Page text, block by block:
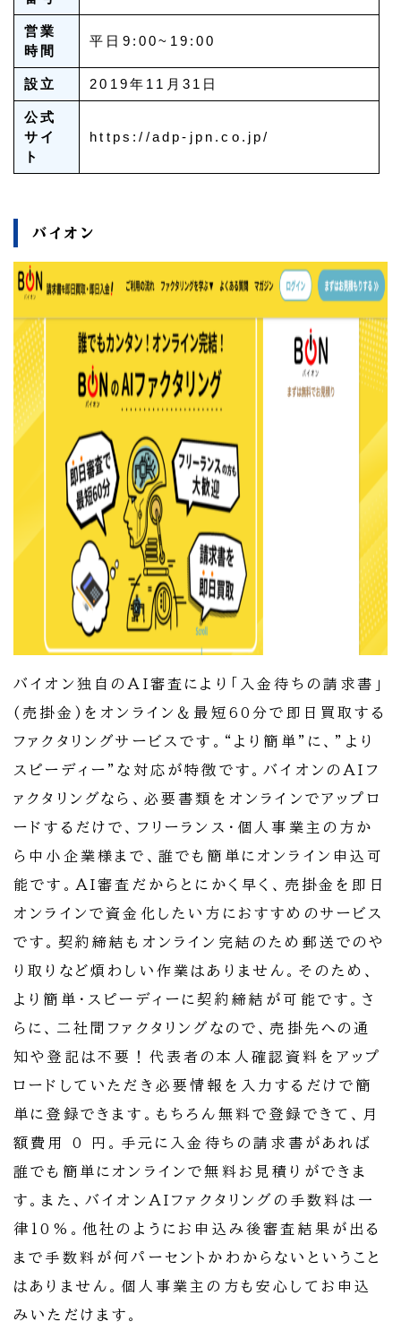
営業
時間
平日9:00~19:00
設立 2019年11月31日
公式
サイ
ト
https://adp-jpn.co.jp/
バイオン
バイオン独自のAI審査により「入金待ちの請求書」
(売掛金)をオンライン＆最短60分で即日買取する
ファクタリングサービスです。“より簡単”に、”より
スピーディー”な対応が特徴です。バイオンのAIフ
ァクタリングなら、必要書類をオンラインでアップロ
ードするだけで、フリーランス・個人事業主の方か
ら中小企業様まで、誰でも簡単にオンライン申込可
能です。AI審査だからとにかく早く、売掛金を即日
オンラインで資金化したい方におすすめのサービス
です。契約締結もオンライン完結のため郵送でのや
り取りなど煩わしい作業はありません。そのため、
より簡単・スピーディーに契約締結が可能です。さ
らに、二社間ファクタリングなので、売掛先への通
知や登記は不要！代表者の本人確認資料をアップ
ロードしていただき必要情報を入力するだけで簡
単に登録できます。もちろん無料で登録できて、月
額費用 0 円。手元に入金待ちの請求書があれば
誰でも簡単にオンラインで無料お見積りができま
す。また、バイオンAIファクタリングの手数料は一
律10%。他社のようにお申込み後審査結果が出る
まで手数料が何パーセントかわからないということ
はありません。個人事業主の方も安心してお申込
みいただけます。